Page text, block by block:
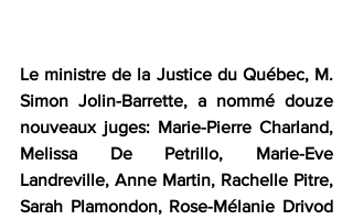
Le ministre de la Justice du Québec, M.
Simon Jolin-Barrette, a nommé douze
nouveaux juges: Marie-Pierre Charland,
Melissa De Petrillo, Marie-Eve
Landreville, Anne Martin, Rachelle Pitre,
Sarah Plamondon, Rose-Mélanie Drivod